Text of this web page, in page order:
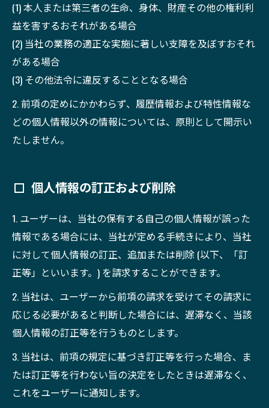
(1) 本人または第三者の生命、身体、財産その他の権利利
益を害するおそれがある場合
(2) 当社の業務の適正な実施に著しい支障を及ぼすおそれ
がある場合
(3) その他法令に違反することとなる場合
2. 前項の定めにかかわらず、履歴情報および特性情報な
どの個人情報以外の情報については、原則として開示い
たしません。
個人情報の訂正および削除
1. ユーザーは、当社の保有する自己の個人情報が誤った
情報である場合には、当社が定める手続きにより、当社
に対して個人情報の訂正、追加または削除 (以下、「訂
正等」といいます。) を請求することができます。
2. 当社は、ユーザーから前項の請求を受けてその請求に
応じる必要があると判断した場合には、遅滞なく、当該
個人情報の訂正等を行うものとします。
3. 当社は、前項の規定に基づき訂正等を行った場合、ま
たは訂正等を行わない旨の決定をしたときは遅滞なく、
これをユーザーに通知します。